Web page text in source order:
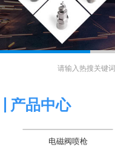
产品中心
电磁阀喷枪